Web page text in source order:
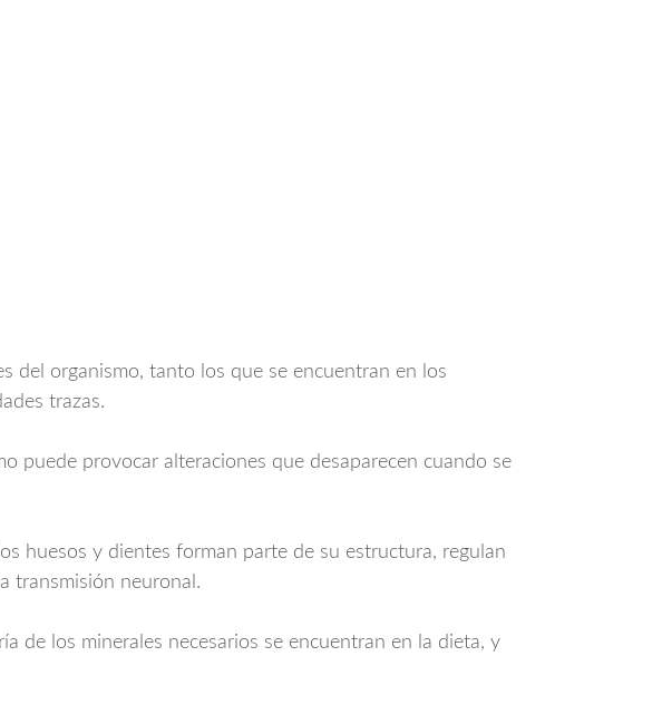
del organismo, tanto los que se encuentran en los
trazas.
puede provocar alteraciones que desaparecen cuando se
huesos y dientes forman parte de su estructura, regulan
transmisión neuronal.
de los minerales necesarios se encuentran en la dieta, y